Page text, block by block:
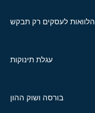
הלוואות לעסקים רק תבקש
עגלת תינוקות
בורסה ושוק ההון